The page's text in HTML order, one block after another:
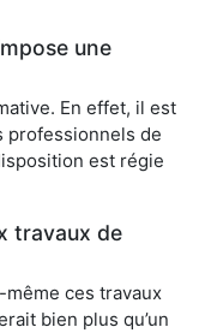
une
En effet, il est
professionnels de
est régie
travaux de
ces travaux
bien plus qu’un